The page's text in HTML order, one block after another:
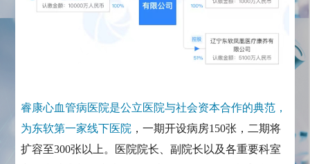
睿康心血管病医院是公立医院与社会资本合作的典范，
为东软第一家线下医院 ，一期开设病房150张，二期将
扩容至300张以上。医院院长、副院长以及各重要科室